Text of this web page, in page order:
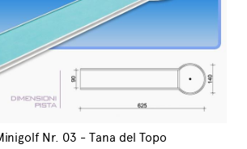
Nr. 03 - Tana del Topo